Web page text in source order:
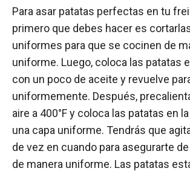
Para asar patatas perfectas en tu
primero que debes hacer es
uniformes para que se cocinen de
uniforme. Luego, coloca las patatas
con un poco de aceite y revuelve
uniformemente. Después,
aire a 400°F y coloca las patatas en
una capa uniforme. Tendrás que
de vez en cuando para asegurarte
de manera uniforme. Las patatas